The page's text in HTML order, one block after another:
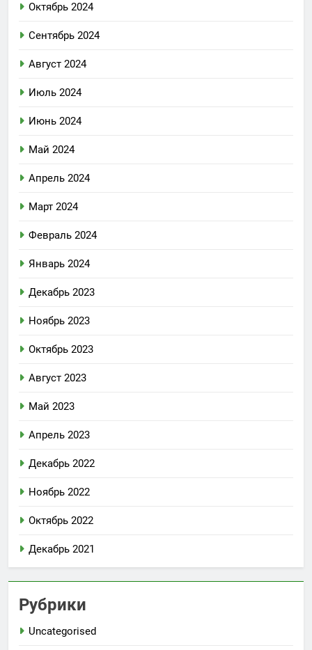
Октябрь 2024
Сентябрь 2024
Август 2024
Июль 2024
Июнь 2024
Май 2024
Апрель 2024
Март 2024
Февраль 2024
Январь 2024
Декабрь 2023
Ноябрь 2023
Октябрь 2023
Август 2023
Май 2023
Апрель 2023
Декабрь 2022
Ноябрь 2022
Октябрь 2022
Декабрь 2021
Рубрики
Uncategorised